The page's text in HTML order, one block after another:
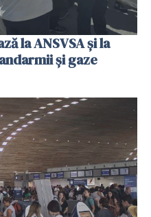
la ANSVSA și la
și gaze